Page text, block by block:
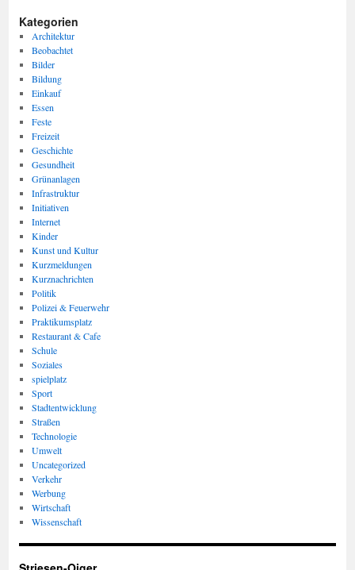
Kategorien
Architektur
Beobachtet
Bilder
Bildung
Einkauf
Essen
Feste
Freizeit
Geschichte
Gesundheit
Grünanlagen
Infrastruktur
Initiativen
Internet
Kinder
Kunst und Kultur
Kurzmeldungen
Kurznachrichten
Politik
Polizei & Feuerwehr
Praktikumsplatz
Restaurant & Cafe
Schule
Soziales
spielplatz
Sport
Stadtentwicklung
Straßen
Technologie
Umwelt
Uncategorized
Verkehr
Werbung
Wirtschaft
Wissenschaft